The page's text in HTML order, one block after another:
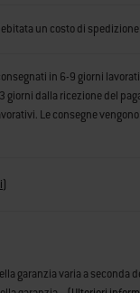
un costo di
in 6-9 giorni
dalla ricezione del
Le consegne
)
garanzia varia a seconda